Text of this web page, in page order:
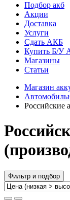
Подбор акб
Акции
Доставка
Услуги
Сдать АКБ
Купить Б/У
Магазины
Статьи
Магазин
Российские
Фильтр и подбор